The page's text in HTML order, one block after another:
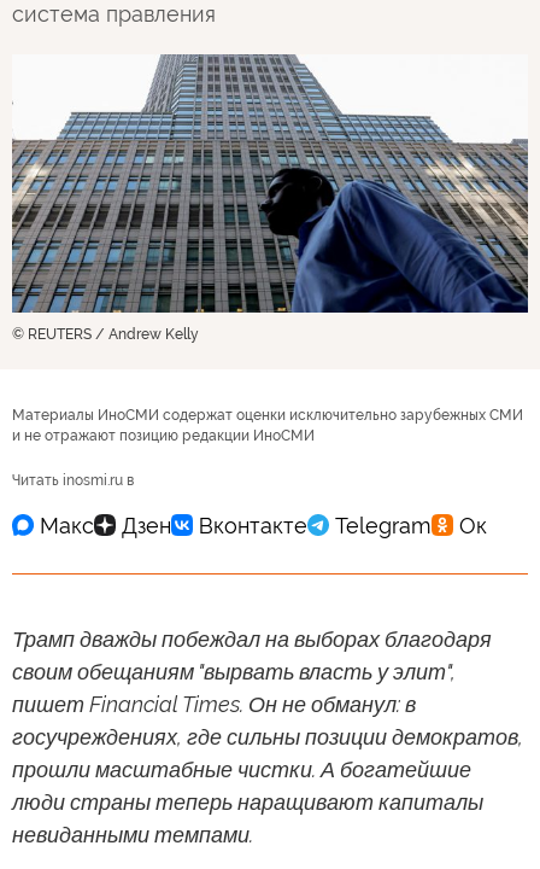
система правления
© REUTERS / Andrew Kelly
Материалы ИноСМИ содержат оценки исключительно зарубежных СМИ
и не отражают позицию редакции ИноСМИ
Читать inosmi.ru в
Трамп дважды побеждал на выборах благодаря
своим обещаниям "вырвать власть у элит",
пишет Financial Times. Он не обманул: в
госучреждениях, где сильны позиции демократов,
прошли масштабные чистки. А богатейшие
люди страны теперь наращивают капиталы
невиданными темпами.